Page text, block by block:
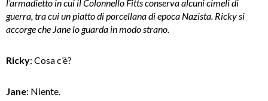
l’armadietto in cui il Colonnello Fitts conserva alcuni cimeli di
guerra, tra cui un piatto di porcellana di epoca Nazista. Ricky si
accorge che Jane lo guarda in modo strano.
Ricky: Cosa c’è?
Jane: Niente.